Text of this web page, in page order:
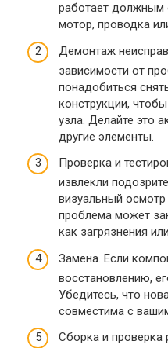
работает
мотор, проводка
Демонтаж
зависимости от
понадобиться
конструкции,
узла. Делайте это
другие элементы.
Проверка и
извлекли
визуальный
проблема может
как загрязнения
Замена. Если
восстановлению,
Убедитесь, что
совместима с
Сборка и проверка